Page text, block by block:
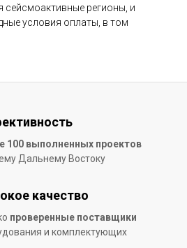
сейсмоактивные регионы, и
условия оплаты, в том
100 выполненных проектов
Дальнему Востоку
проверенные поставщики
и комплектующих
качество